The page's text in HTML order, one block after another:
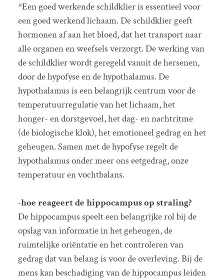
*Een goed werkende schildklier is essentieel voor
een goed werkend lichaam. De schildklier geeft
hormonen af aan het bloed, dat het transport naar
alle organen en weefsels verzorgt. De werking van
de schildklier wordt geregeld vanuit de hersenen,
door de hypofyse en de hypothalamus. De
hypothalamus is een belangrijk centrum voor de
temperatuurregulatie van het lichaam, het
honger- en dorstgevoel, het dag- en nachtritme
(de biologische klok), het emotioneel gedrag en het
geheugen. Samen met de hypofyse regelt de
hypothalamus onder meer ons eetgedrag, onze
temperatuur en vochtbalans.
-hoe reageert de hippocampus op straling?
De hippocampus speelt een belangrijke rol bij de
opslag van informatie in het geheugen, de
ruimtelijke oriëntatie en het controleren van
gedrag dat van belang is voor de overleving. Bij de
mens kan beschadiging van de hippocampus leiden